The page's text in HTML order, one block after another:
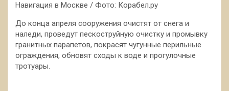
Навигация в Москве / Фото: Корабел.ру
До конца апреля сооружения очистят от снега и
наледи, проведут пескоструйную очистку и промывку
гранитных парапетов, покрасят чугунные перильные
ограждения, обновят сходы к воде и прогулочные
тротуары.